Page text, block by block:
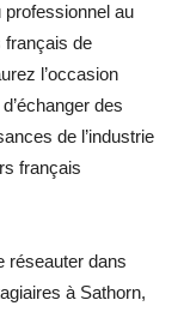
professionnel au
français de
l’occasion
des
de l’industrie
français
réseauter dans
à Sathorn,